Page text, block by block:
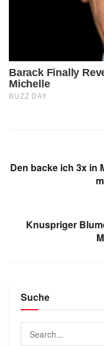
Den backe ich 3x in
Knuspriger
Suche